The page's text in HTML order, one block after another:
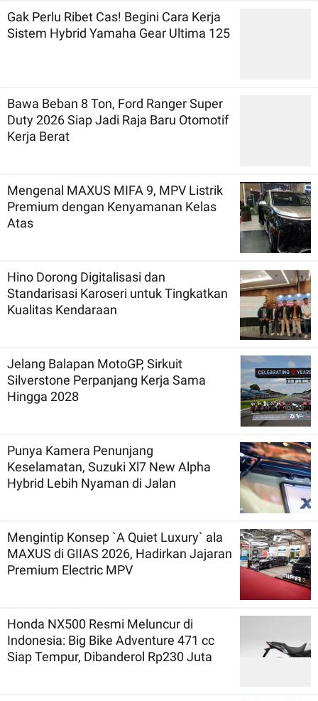
Gak Perlu Ribet Cas! Begini Cara Kerja
Sistem Hybrid Yamaha Gear Ultima 125
Bawa Beban 8 Ton, Ford Ranger Super
Duty 2026 Siap Jadi Raja Baru Otomotif
Kerja Berat
Mengenal MAXUS MIFA 9, MPV Listrik
Premium dengan Kenyamanan Kelas
Atas
Hino Dorong Digitalisasi dan
Standarisasi Karoseri untuk Tingkatkan
Kualitas Kendaraan
Jelang Balapan MotoGP, Sirkuit
Silverstone Perpanjang Kerja Sama
Hingga 2028
Punya Kamera Penunjang
Keselamatan, Suzuki Xl7 New Alpha
Hybrid Lebih Nyaman di Jalan
Mengintip Konsep `A Quiet Luxury` ala
MAXUS di GIIAS 2026, Hadirkan Jajaran
Premium Electric MPV
Honda NX500 Resmi Meluncur di
Indonesia: Big Bike Adventure 471 cc
Siap Tempur, Dibanderol Rp230 Juta